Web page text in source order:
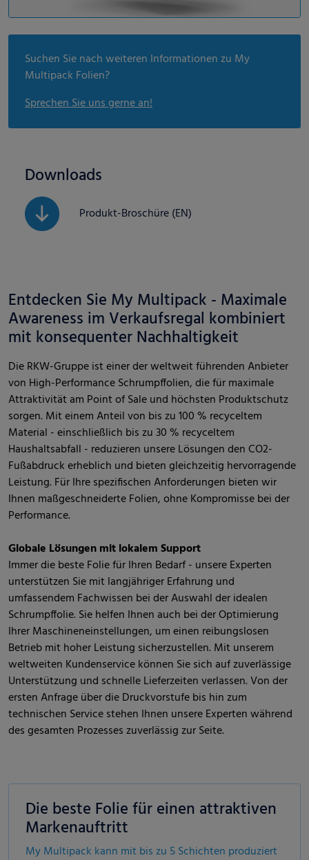
Suchen Sie nach weiteren Informationen zu My
Multipack Folien?
Sprechen Sie uns gerne an!
Downloads
Produkt-Broschüre (EN)
Entdecken Sie My Multipack - Maximale
Awareness im Verkaufsregal kombiniert
mit konsequenter Nachhaltigkeit
Die RKW-Gruppe ist einer der weltweit führenden Anbieter
von High-Performance Schrumpffolien, die für maximale
Attraktivität am Point of Sale und höchsten Produktschutz
sorgen. Mit einem Anteil von bis zu 100 % recyceltem
Material - einschließlich bis zu 30 % recyceltem
Haushaltsabfall - reduzieren unsere Lösungen den CO2-
Fußabdruck erheblich und bieten gleichzeitig hervorragende
Leistung. Für Ihre spezifischen Anforderungen bieten wir
Ihnen maßgeschneiderte Folien, ohne Kompromisse bei der
Performance.
Globale Lösungen mit lokalem Support
Immer die beste Folie für Ihren Bedarf - unsere Experten
unterstützen Sie mit langjähriger Erfahrung und
umfassendem Fachwissen bei der Auswahl der idealen
Schrumpffolie. Sie helfen Ihnen auch bei der Optimierung
Ihrer Maschineneinstellungen, um einen reibungslosen
Betrieb mit hoher Leistung sicherzustellen. Mit unserem
weltweiten Kundenservice können Sie sich auf zuverlässige
Unterstützung und schnelle Lieferzeiten verlassen. Von der
ersten Anfrage über die Druckvorstufe bis hin zum
technischen Service stehen Ihnen unsere Experten während
des gesamten Prozesses zuverlässig zur Seite.
Die beste Folie für einen attraktiven
Markenauftritt
My Multipack kann mit bis zu 5 Schichten produziert